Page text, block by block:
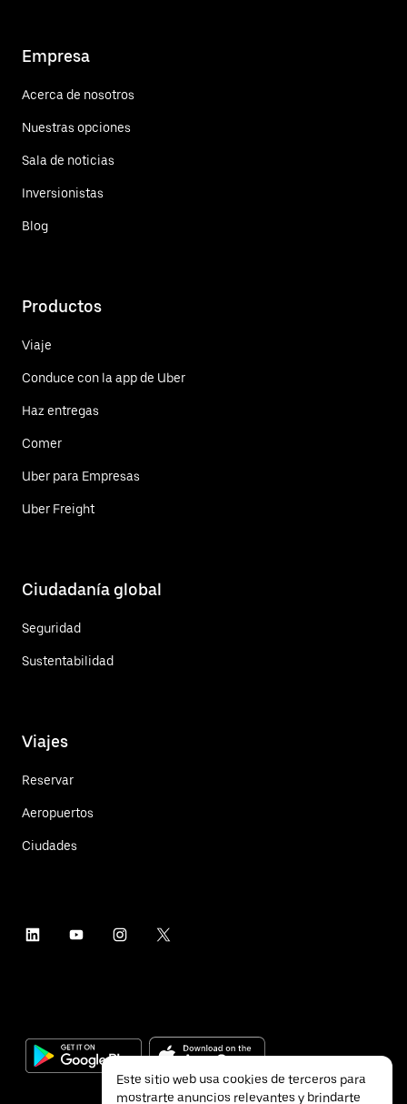
Empresa
Acerca de nosotros
Nuestras opciones
Sala de noticias
Inversionistas
Blog
Productos
Viaje
Conduce con la app de Uber
Haz entregas
Comer
Uber para Empresas
Uber Freight
Ciudadanía global
Seguridad
Sustentabilidad
Viajes
Reservar
Aeropuertos
Ciudades
Este sitio web usa cookies de terceros para
mostrarte anuncios relevantes y brindarte